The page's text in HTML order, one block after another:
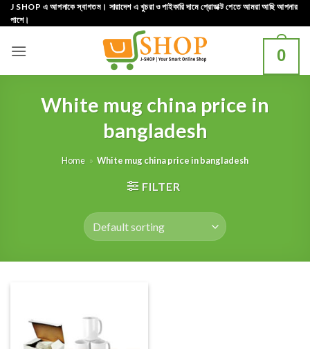
Skip
to
J SHOP এ আপনাকে স্বাগতম। সারাদেশ এ খুচরা ও পাইকারি দামে প্রোডাক্ট পেতে আমরা আছি আপনার
পাশে।
0
White mug china price in
bangladesh
Home » White mug china price in bangladesh
FILTER